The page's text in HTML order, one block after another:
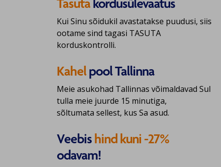
Tasutakordusülevaatus
Kui Sinu sõidukil avastatakse puudusi, siis
ootame sind tagasi TASUTA
korduskontrolli.
Kahelpool Tallinna
Meie asukohad Tallinnas võimaldavad Sul
tulla meie juurde 15 minutiga,
sõltumata sellest, kus Sa asud.
Veebishind kuni -27%
odavam!